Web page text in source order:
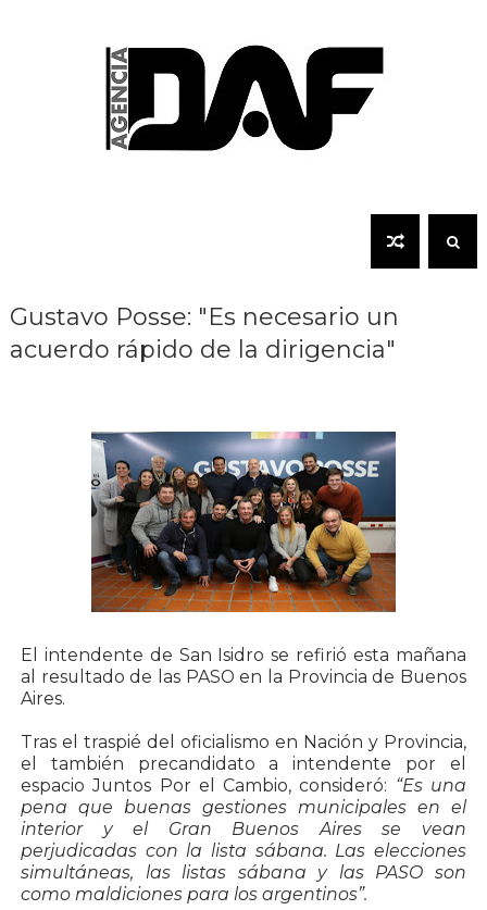
Gustavo Posse: "Es necesario un
acuerdo rápido de la dirigencia"
El intendente de San Isidro se refirió esta mañana
al resultado de las PASO en la Provincia de Buenos
Aires.
Tras el traspié del oficialismo en Nación y Provincia,
el también precandidato a intendente por el
espacio Juntos Por el Cambio, consideró: “Es una
pena que buenas gestiones municipales en el
interior y el Gran Buenos Aires se vean
perjudicadas con la lista sábana. Las elecciones
simultáneas, las listas sábana y las PASO son
como maldiciones para los argentinos”.